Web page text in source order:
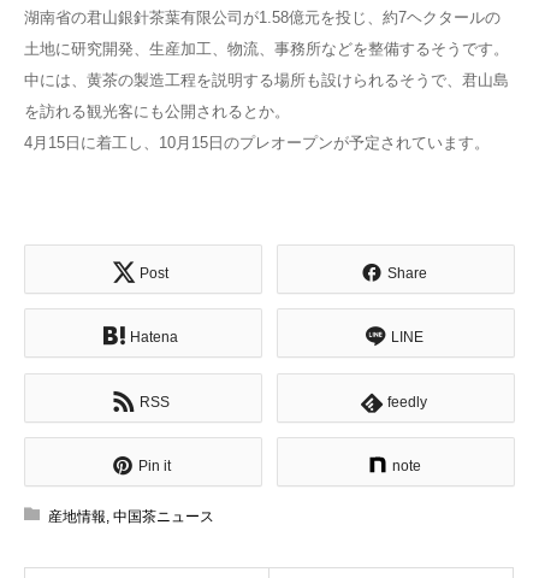
湖南省の君山銀針茶葉有限公司が1.58億元を投じ、約7ヘクタールの
土地に研究開発、生産加工、物流、事務所などを整備するそうです。
中には、黄茶の製造工程を説明する場所も設けられるそうで、君山島
を訪れる観光客にも公開されるとか。
4月15日に着工し、10月15日のプレオープンが予定されています。
Post Share
Hatena LINE
RSS feedly
Pin it note
産地情報, 中国茶ニュース
Books